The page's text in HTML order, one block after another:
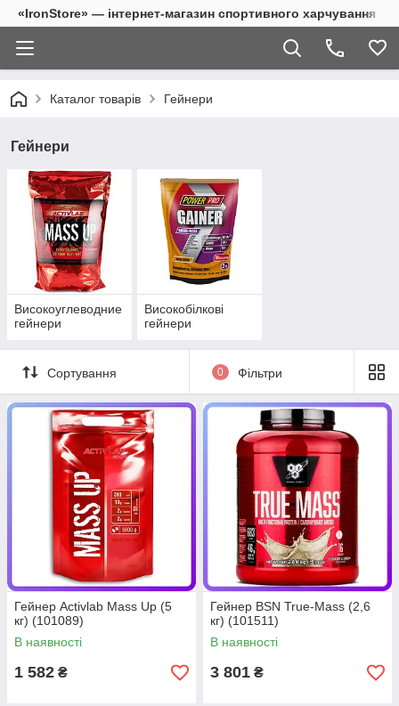
«IronStore» — інтернет-магазин спортивного харчування
Каталог товарів Гейнери
Гейнери
Високоуглеводние
гейнери
Високобілкові
гейнери
Сортування 0 Фільтри
Гейнер Activlab Mass Up (5
кг) (101089)
В наявності
1 582 ₴
Гейнер BSN True-Mass (2,6
кг) (101511)
В наявності
3 801 ₴